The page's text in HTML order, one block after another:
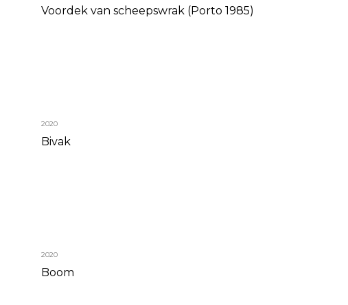
Voordek van scheepswrak (Porto 1985)
Bivak
2020
Boom
2020